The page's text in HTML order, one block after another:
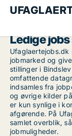
Ledige
jobmarked og
stillinger i
omfattende
indsamles fra
og øvrige kilder
er kun synlige i
afgørende. På
samlet overblik,
jobmuligheder.